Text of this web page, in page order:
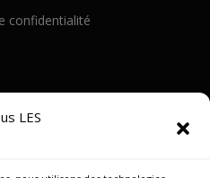
LES
confidentialité